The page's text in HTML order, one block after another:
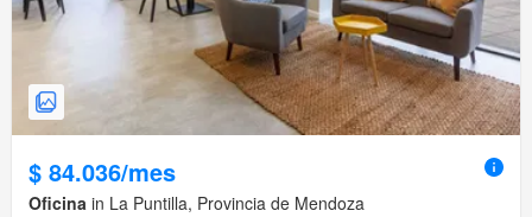
$ 84.036/mes
Oficina in La Puntilla, Provincia de Mendoza